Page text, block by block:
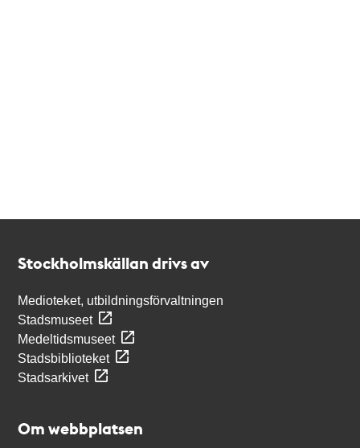
Stockholmskällan drivs av
Medioteket, utbildningsförvaltningen
Stadsmuseet
Medeltidsmuseet
Stadsbiblioteket
Stadsarkivet
Om webbplatsen